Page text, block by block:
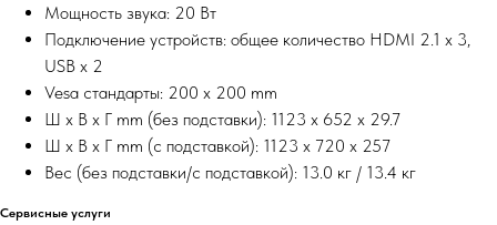
Мощность звука: 20 Вт
Подключение устройств: общее количество HDMI 2.1 x 3,
USB x 2
Vesa стандарты: 200 x 200 mm
Ш x В x Г mm (без подставки): 1123 x 652 x 29.7
Ш x В x Г mm (с подставкой): 1123 x 720 x 257
Вес (без подставки/с подставкой): 13.0 кг / 13.4 кг
Сервисные услуги